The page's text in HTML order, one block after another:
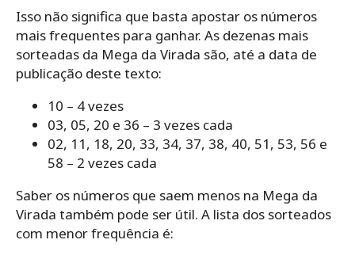
Isso não significa que basta apostar os números
mais frequentes para ganhar. As dezenas mais
sorteadas da Mega da Virada são, até a data de
publicação deste texto:
10 – 4 vezes
03, 05, 20 e 36 – 3 vezes cada
02, 11, 18, 20, 33, 34, 37, 38, 40, 51, 53, 56 e
58 – 2 vezes cada
Saber os números que saem menos na Mega da
Virada também pode ser útil. A lista dos sorteados
com menor frequência é: